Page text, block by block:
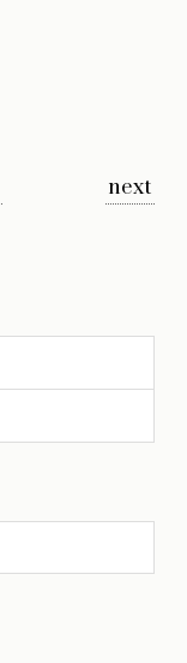
next